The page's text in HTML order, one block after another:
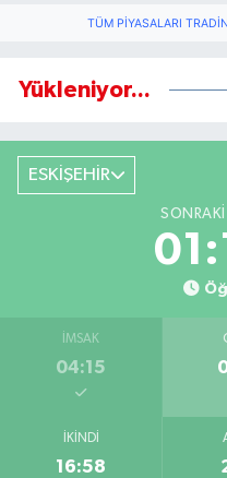
TÜM PIYASALARI
Yükleniyor...
ESKİŞEHİR
İMSAK
04:15
İKINDI
16:58